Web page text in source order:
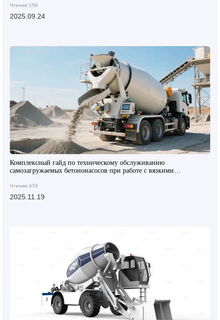
Чтение:156
2025.09.24
Комплексный гайд по техническому обслуживанию
самозагружаемых бетононасосов при работе с вязкими
Чтение:474
2025.11.19